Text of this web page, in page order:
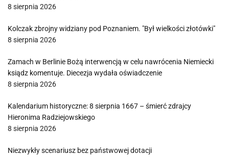
8 sierpnia 2026
Kolczak zbrojny widziany pod Poznaniem. "Był wielkości złotówki"
8 sierpnia 2026
Zamach w Berlinie Bożą interwencją w celu nawrócenia Niemiecki
ksiądz komentuje. Diecezja wydała oświadczenie
8 sierpnia 2026
Kalendarium historyczne: 8 sierpnia 1667 – śmierć zdrajcy
Hieronima Radziejowskiego
8 sierpnia 2026
Niezwykły scenariusz bez państwowej dotacji